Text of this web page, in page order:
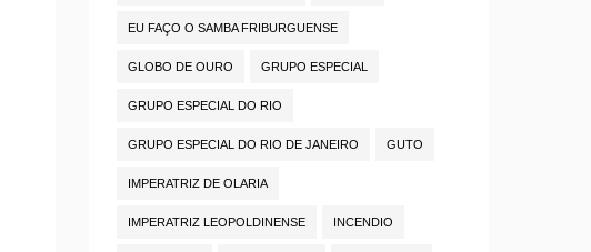
EU FAÇO O SAMBA FRIBURGUENSE
GLOBO DE OURO GRUPO ESPECIAL
GRUPO ESPECIAL DO RIO
GRUPO ESPECIAL DO RIO DE JANEIRO GUTO
IMPERATRIZ DE OLARIA
IMPERATRIZ LEOPOLDINENSE INCENDIO